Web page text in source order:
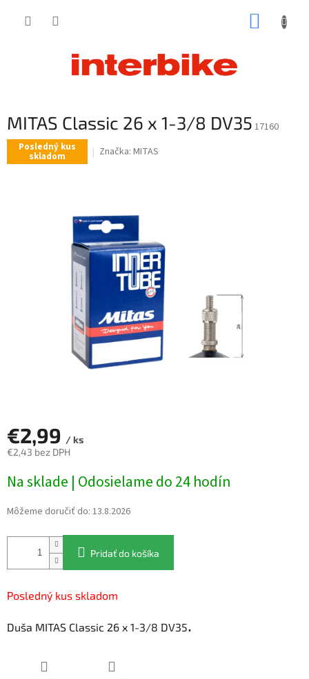
MITAS Classic 26 x 1-3/8 DV35 17160
Posledný kus
skladom Značka: MITAS
€2,99 / ks
€2,43 bez DPH
cena:
Na sklade | Odosielame do 24 hodín
Môžeme doručiť do: 13.8.2026
Pridať do košíka
Posledný kus skladom
Duša MITAS Classic 26 x 1-3/8 DV35.